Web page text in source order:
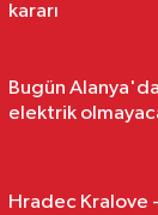
kararı
Bugün
elektrik
Hradec Kralove